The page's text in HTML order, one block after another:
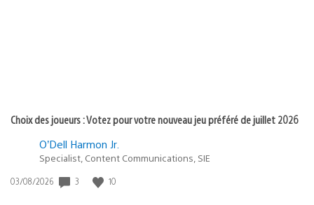
Choix des joueurs : Votez pour votre nouveau jeu préféré de juillet 2026
O’Dell Harmon Jr.
Specialist, Content Communications, SIE
Date
03/08/2026 3 10